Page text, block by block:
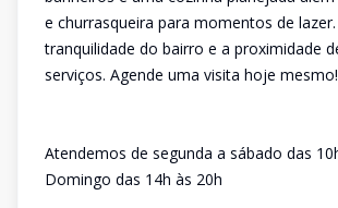
e churrasqueira para momentos de
tranquilidade do bairro e a proximidade
serviços. Agende uma visita hoje mesmo!
Atendemos de segunda a sábado das
Domingo das 14h às 20h